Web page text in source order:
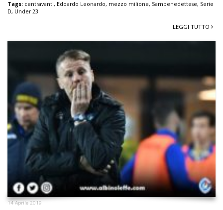
Tags: centravanti, Edoardo Leonardo, mezzo milione, Sambenedettese, Serie
D, Under 23
LEGGI TUTTO
14 Aprile 2019